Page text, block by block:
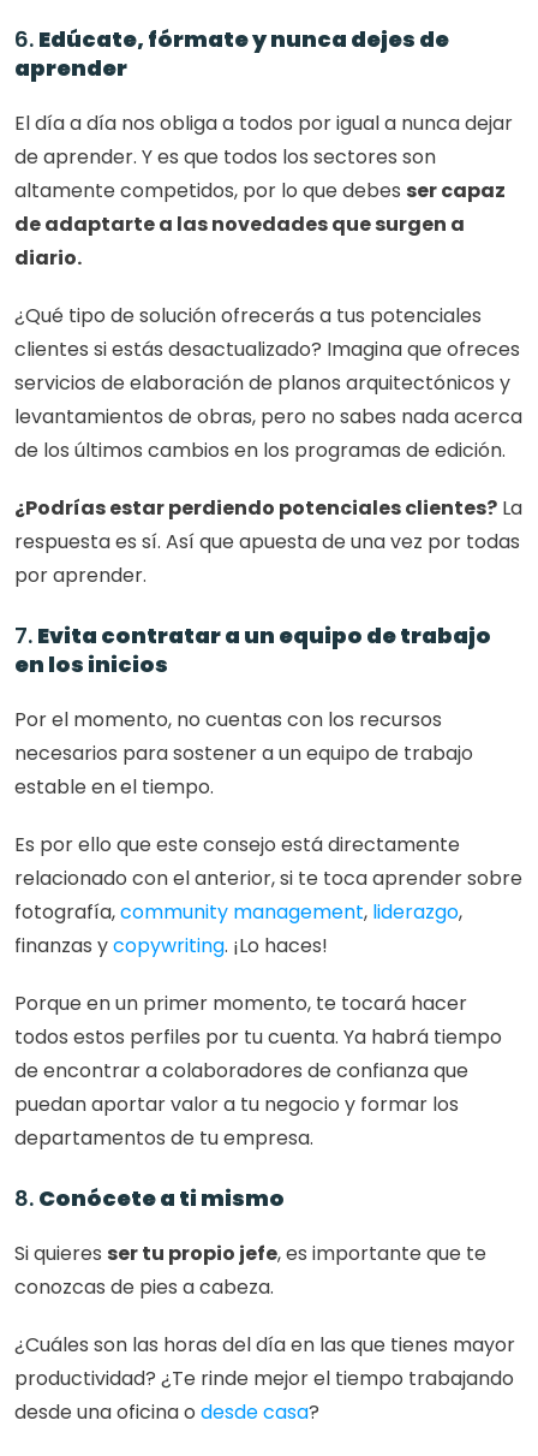
6. Edúcate, fórmate y nunca dejes de
aprender
El día a día nos obliga a todos por igual a nunca dejar
de aprender. Y es que todos los sectores son
altamente competidos, por lo que debes ser capaz
de adaptarte a las novedades que surgen a
diario.
¿Qué tipo de solución ofrecerás a tus potenciales
clientes si estás desactualizado? Imagina que ofreces
servicios de elaboración de planos arquitectónicos y
levantamientos de obras, pero no sabes nada acerca
de los últimos cambios en los programas de edición.
¿Podrías estar perdiendo potenciales clientes? La
respuesta es sí. Así que apuesta de una vez por todas
por aprender.
7. Evita contratar a un equipo de trabajo
en los inicios
Por el momento, no cuentas con los recursos
necesarios para sostener a un equipo de trabajo
estable en el tiempo.
Es por ello que este consejo está directamente
relacionado con el anterior, si te toca aprender sobre
fotografía, community management, liderazgo,
finanzas y copywriting. ¡Lo haces!
Porque en un primer momento, te tocará hacer
todos estos perfiles por tu cuenta. Ya habrá tiempo
de encontrar a colaboradores de confianza que
puedan aportar valor a tu negocio y formar los
departamentos de tu empresa.
8. Conócete a ti mismo
Si quieres ser tu propio jefe, es importante que te
conozcas de pies a cabeza.
¿Cuáles son las horas del día en las que tienes mayor
productividad? ¿Te rinde mejor el tiempo trabajando
desde una oficina o desde casa?